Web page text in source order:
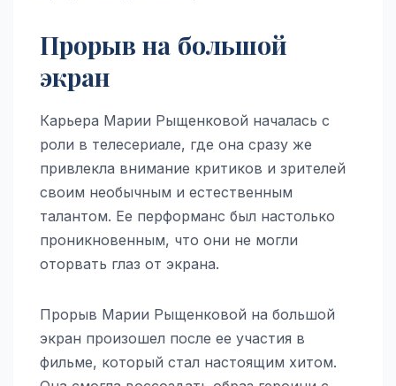
Прорыв на большой
экран
Карьера Марии Рыщенковой началась с
роли в телесериале, где она сразу же
привлекла внимание критиков и зрителей
своим необычным и естественным
талантом. Ее перформанс был настолько
проникновенным, что они не могли
оторвать глаз от экрана.
Прорыв Марии Рыщенковой на большой
экран произошел после ее участия в
фильме, который стал настоящим хитом.